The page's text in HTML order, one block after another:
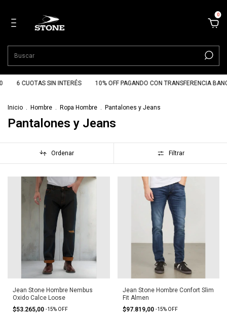
0
6 CUOTAS SIN INTERÉS 10% OFF PAGANDO CON TRANSFERENCIA
Inicio . Hombre . Ropa Hombre . Pantalones y Jeans
Pantalones y Jeans
Ordenar Filtrar
Jean Stone Hombre Nembus
Oxido Calce Loose
$53.265,00 -15% OFF
Jean Stone Hombre Confort Slim
Fit Almen
$97.819,00 -15% OFF